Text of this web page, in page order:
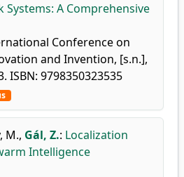
Systems: A Comprehensive
Conference on
and Invention, [s.n.],
ISBN: 9798350323535
M., Gál, Z.: Localization
Intelligence